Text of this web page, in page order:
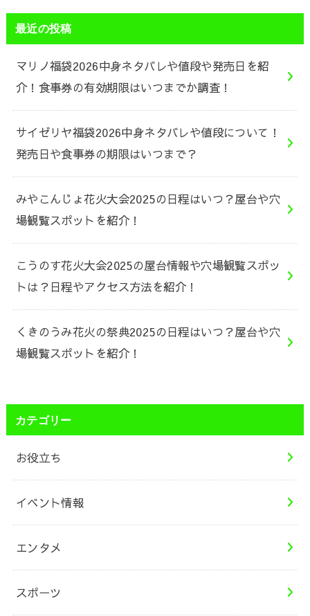
最近の投稿
マリノ福袋2026中身ネタバレや値段や発売日を紹
介！食事券の有効期限はいつまでか調査！
サイゼリヤ福袋2026中身ネタバレや値段について！
発売日や食事券の期限はいつまで？
みやこんじょ花火大会2025の日程はいつ？屋台や穴
場観覧スポットを紹介！
こうのす花火大会2025の屋台情報や穴場観覧スポッ
トは？日程やアクセス方法を紹介！
くきのうみ花火の祭典2025の日程はいつ？屋台や穴
場観覧スポットを紹介！
カテゴリー
お役立ち
イベント情報
エンタメ
スポーツ